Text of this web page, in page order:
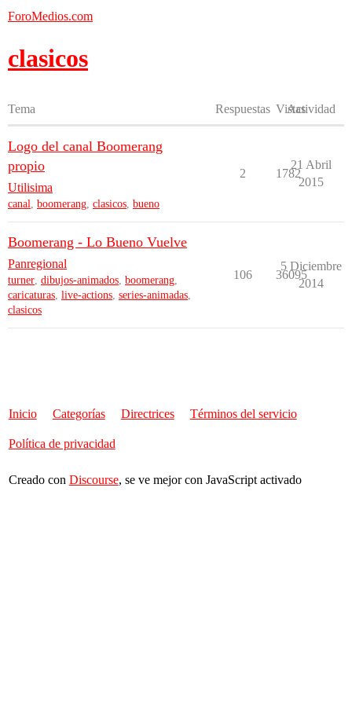
ForoMedios.com
clasicos
Tema Respuestas Vistas
Actividad
Logo del canal Boomerang
propio
Utilisima
canal, boomerang, clasicos, bueno
2 1782
21 Abril
2015
Boomerang - Lo Bueno Vuelve
Panregional
turner, dibujos-animados, boomerang,
caricaturas, live-actions, series-animadas,
clasicos
106 36095
5 Diciembre
2014
Inicio Categorías Directrices Términos del servicio
Política de privacidad
Creado con Discourse, se ve mejor con JavaScript activado